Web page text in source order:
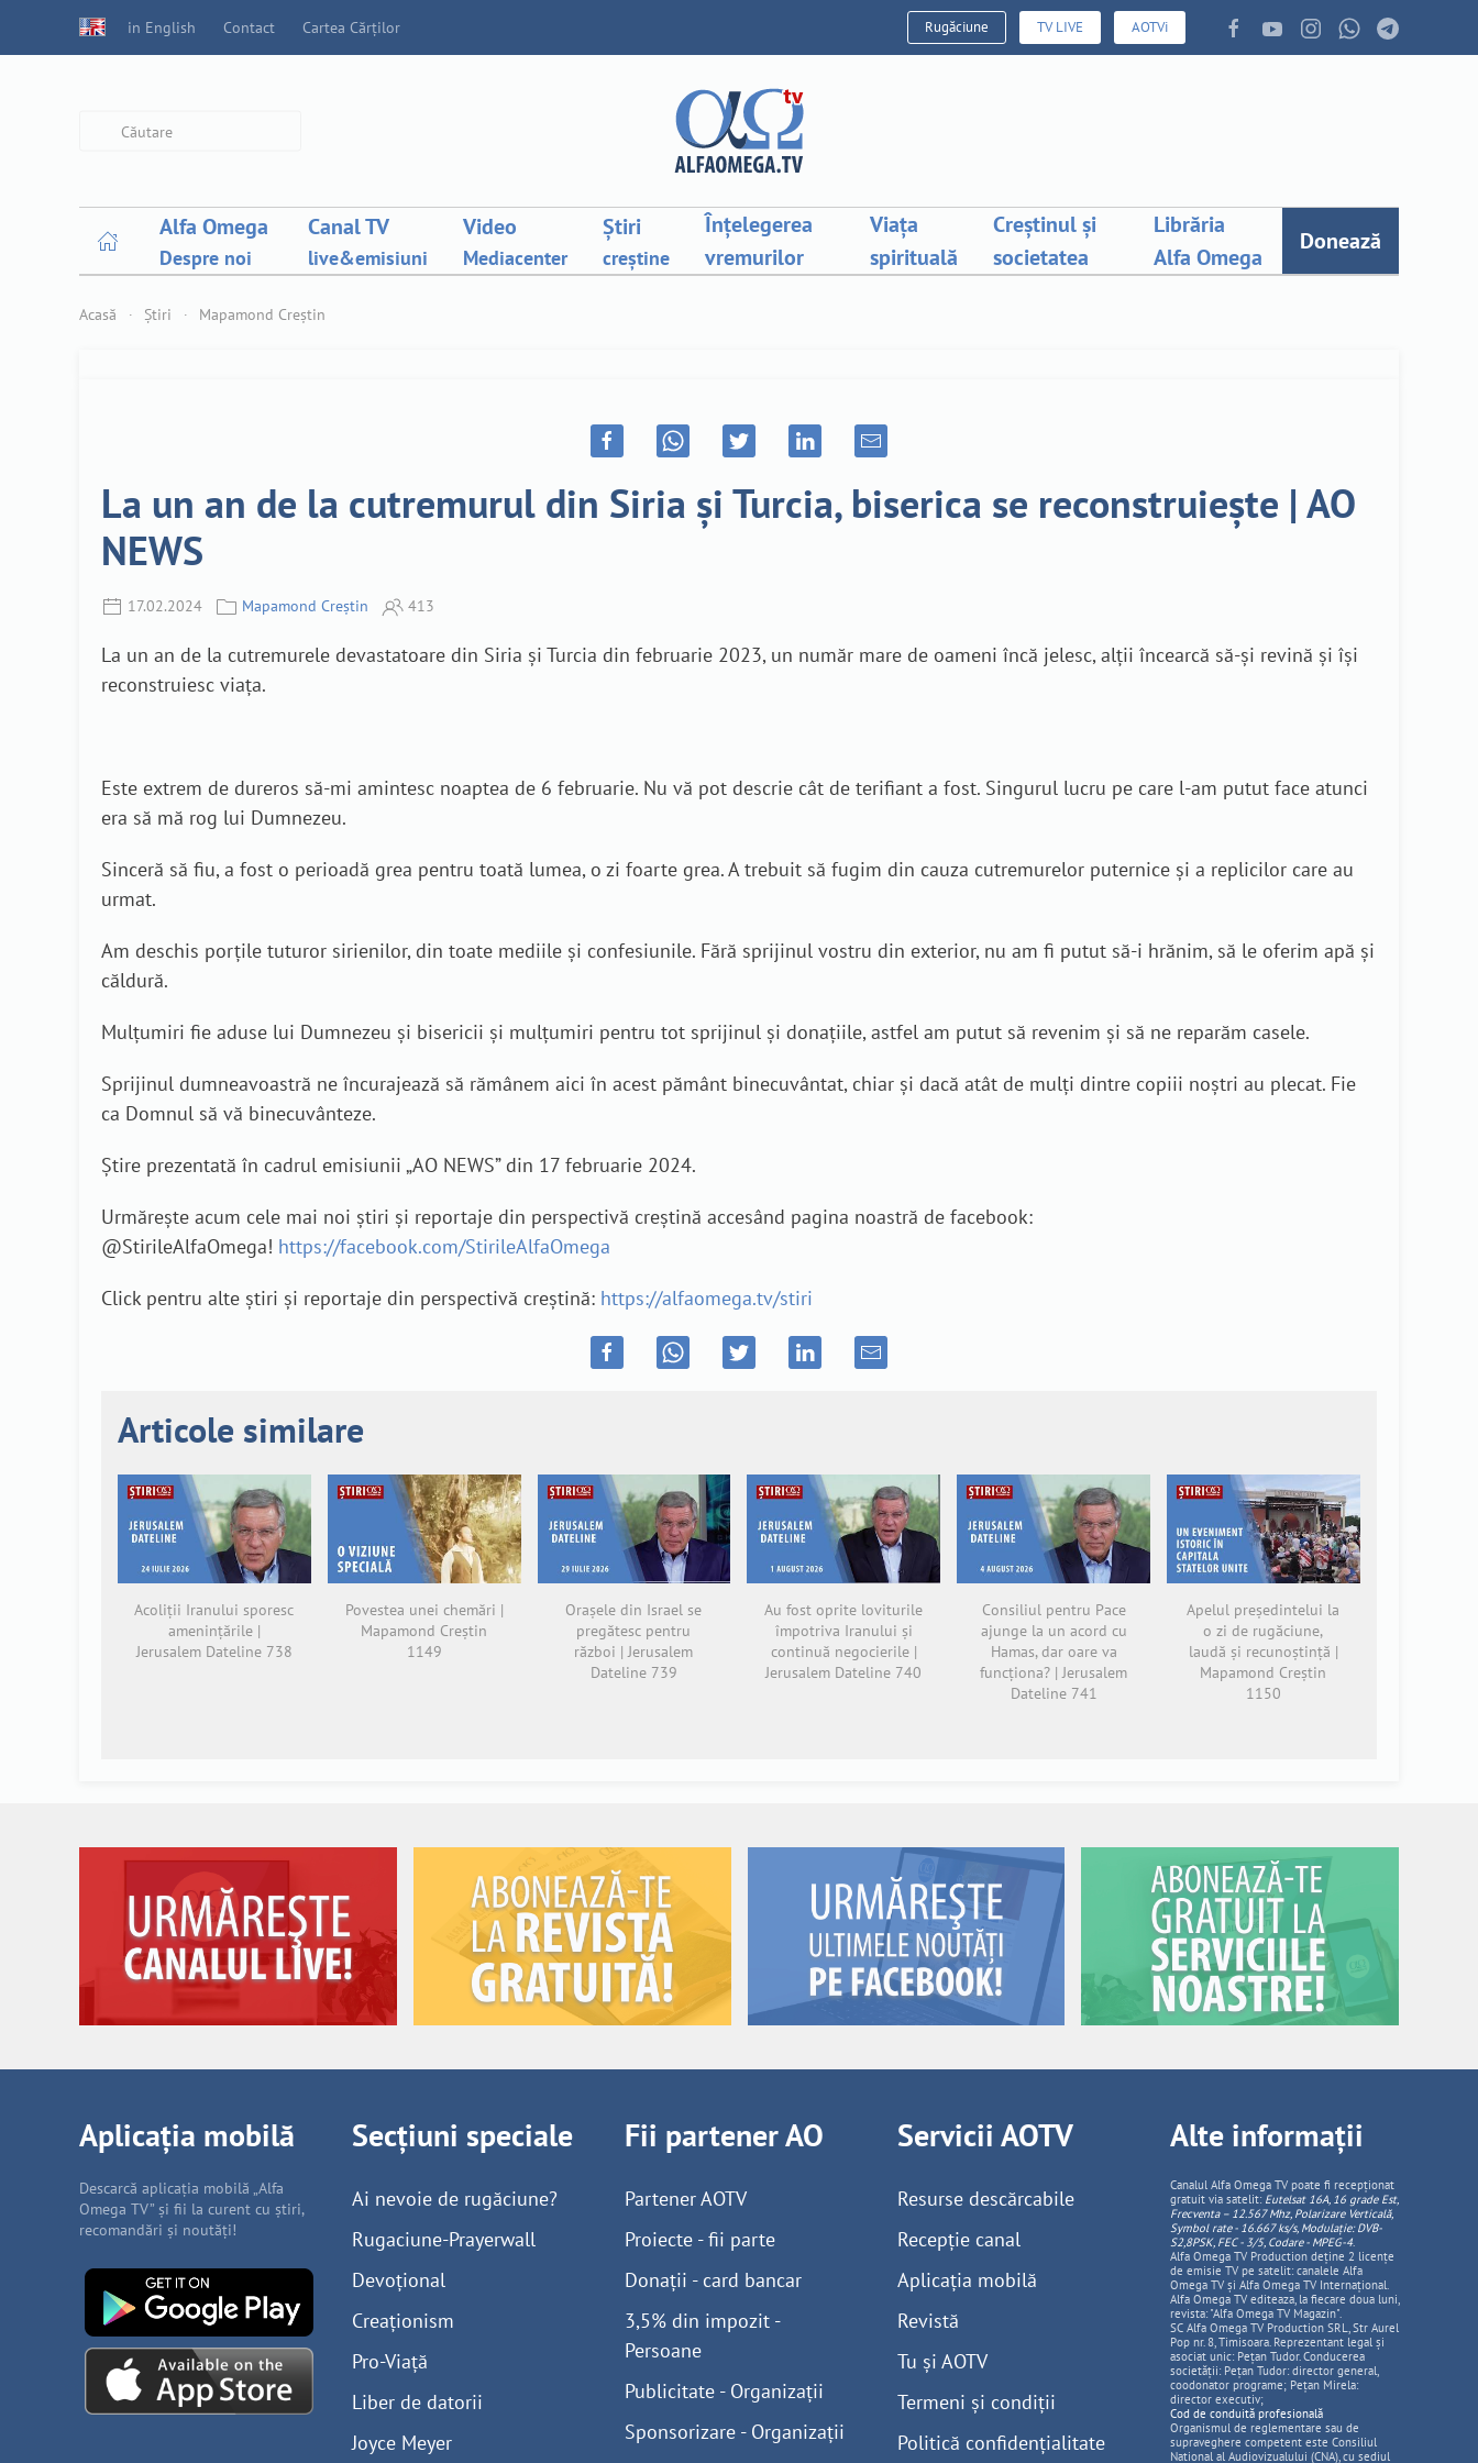
in English Contact Cartea Cărților Rugăciune TV LIVE AOTVi
Alfa Omega
Despre noi
Canal TV
live&emisiuni
Video
Mediacenter
Știri
creștine
Înțelegerea
vremurilor
Viața
spirituală
Creștinul și
societatea
Librăria
Alfa Omega
Donează
Acasă Știri Mapamond Creștin
La un an de la cutremurul din Siria și Turcia, biserica se reconstruiește | AO
NEWS
17.02.2024 Mapamond Creștin 413
La un an de la cutremurele devastatoare din Siria și Turcia din februarie 2023, un număr mare de oameni încă jelesc, alții încearcă să-și revină și își
reconstruiesc viața.
Este extrem de dureros să-mi amintesc noaptea de 6 februarie. Nu vă pot descrie cât de terifiant a fost. Singurul lucru pe care l-am putut face atunci
era să mă rog lui Dumnezeu.
Sinceră să fiu, a fost o perioadă grea pentru toată lumea, o zi foarte grea. A trebuit să fugim din cauza cutremurelor puternice și a replicilor care au
urmat.
Am deschis porțile tuturor sirienilor, din toate mediile și confesiunile. Fără sprijinul vostru din exterior, nu am fi putut să-i hrănim, să le oferim apă și
căldură.
Mulțumiri fie aduse lui Dumnezeu și bisericii și mulțumiri pentru tot sprijinul și donațiile, astfel am putut să revenim și să ne reparăm casele.
Sprijinul dumneavoastră ne încurajează să rămânem aici în acest pământ binecuvântat, chiar și dacă atât de mulți dintre copiii noștri au plecat. Fie
ca Domnul să vă binecuvânteze.
Știre prezentată în cadrul emisiunii „AO NEWS” din 17 februarie 2024.
Urmărește acum cele mai noi știri și reportaje din perspectivă creștină accesând pagina noastră de facebook:
@StirileAlfaOmega! https://facebook.com/StirileAlfaOmega
Click pentru alte știri și reportaje din perspectivă creștină: https://alfaomega.tv/stiri
Articole similare
Acoliții Iranului sporesc
amenințările |
Jerusalem Dateline 738
Povestea unei chemări |
Mapamond Creștin
1149
Orașele din Israel se
pregătesc pentru
război | Jerusalem
Dateline 739
Au fost oprite loviturile
împotriva Iranului și
continuă negocierile |
Jerusalem Dateline 740
Consiliul pentru Pace
ajunge la un acord cu
Hamas, dar oare va
funcționa? | Jerusalem
Dateline 741
Apelul președintelui la
o zi de rugăciune,
laudă și recunoștință |
Mapamond Creștin
1150
Aplicația mobilă
Descarcă aplicația mobilă „Alfa
Omega TV” și fii la curent cu știri,
recomandări și noutăți!
Secțiuni speciale
Ai nevoie de rugăciune?
Rugaciune-Prayerwall
Devoțional
Creaționism
Pro-Viață
Liber de datorii
Joyce Meyer
Fii partener AO
Partener AOTV
Proiecte - fii parte
Donații - card bancar
3,5% din impozit -
Persoane
Publicitate - Organizații
Sponsorizare - Organizații
Servicii AOTV
Resurse descărcabile
Recepție canal
Aplicația mobilă
Revistă
Tu și AOTV
Termeni și condiții
Politică confidențialitate
Alte informații
Canalul Alfa Omega TV poate fi recepționat
gratuit via satelit: Eutelsat 16A, 16 grade Est,
Frecventa – 12.567 Mhz, PolarizareVerticală,
Symbol rate - 16.667 ks/s, Modulație: DVB-
S2,8PSK, FEC - 3/5, Codare - MPEG-4.
Alfa Omega TV Production deține 2 licențe
de emisie TV pe satelit: canalele Alfa
Omega TV și Alfa Omega TV Internațional.
Alfa Omega TV editeaza, la fiecare doua luni,
revista: "Alfa Omega TV Magazin".
SC Alfa Omega TV Production SRL, Str Aurel
Pop nr. 8, Timisoara. Reprezentant legal și
asociat unic: Pețan Tudor. Conducerea
societății: Pețan Tudor: director general,
coodonator programe; Pețan Mirela:
director executiv;
Cod de conduită profesională
Organismul de reglementare sau de
supraveghere competent este Consiliul
National al Audiovizualului (CNA), cu sediul